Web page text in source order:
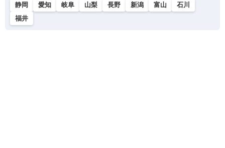
静岡 愛知 岐阜 山梨 長野 新潟 富山
石川
福井